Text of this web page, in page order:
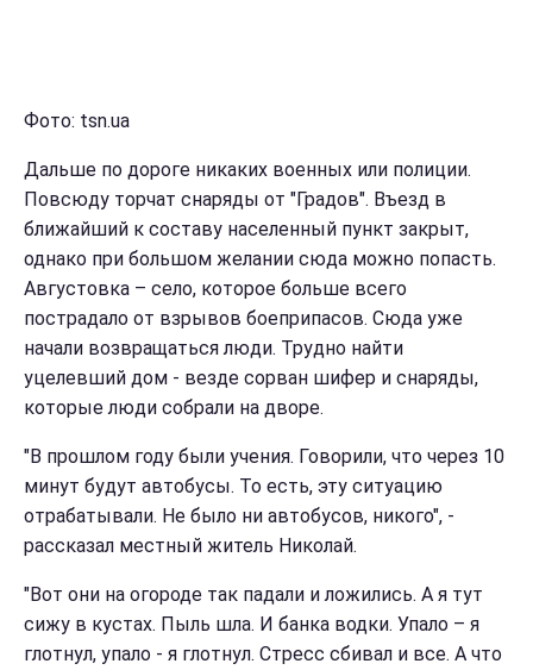
Фото: tsn.ua
Дальше по дороге никаких военных или полиции.
Повсюду торчат снаряды от "Градов". Въезд в
ближайший к составу населенный пункт закрыт,
однако при большом желании сюда можно попасть.
Августовка – село, которое больше всего
пострадало от взрывов боеприпасов. Сюда уже
начали возвращаться люди. Трудно найти
уцелевший дом - везде сорван шифер и снаряды,
которые люди собрали на дворе.
"В прошлом году были учения. Говорили, что через 10
минут будут автобусы. То есть, эту ситуацию
отрабатывали. Не было ни автобусов, никого", -
рассказал местный житель Николай.
"Вот они на огороде так падали и ложились. А я тут
сижу в кустах. Пыль шла. И банка водки. Упало – я
глотнул, упало - я глотнул. Стресс сбивал и все. А что